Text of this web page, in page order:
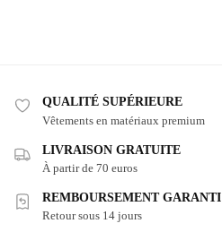
QUALITÉ SUPÉRIEURE
Vêtements en matériaux premium
LIVRAISON GRATUITE
À partir de 70 euros
REMBOURSEMENT GARANTI
Retour sous 14 jours